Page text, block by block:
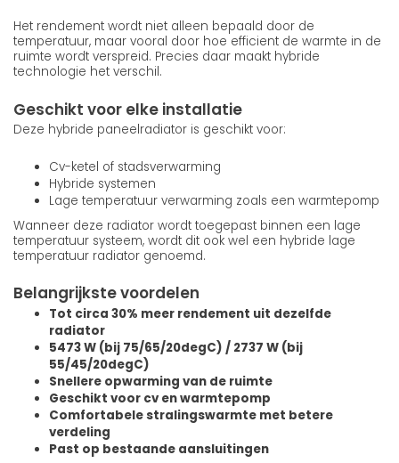
Het rendement wordt niet alleen bepaald door de
temperatuur, maar vooral door hoe efficient de warmte in de
ruimte wordt verspreid. Precies daar maakt hybride
technologie het verschil.
Geschikt voor elke installatie
Deze hybride paneelradiator is geschikt voor:
Cv-ketel of stadsverwarming
Hybride systemen
Lage temperatuur verwarming zoals een warmtepomp
Wanneer deze radiator wordt toegepast binnen een lage
temperatuur systeem, wordt dit ook wel een hybride lage
temperatuur radiator genoemd.
Belangrijkste voordelen
Tot circa 30% meer rendement uit dezelfde
radiator
5473 W (bij 75/65/20degC) / 2737 W (bij
55/45/20degC)
Snellere opwarming van de ruimte
Geschikt voor cv en warmtepomp
Comfortabele stralingswarmte met betere
verdeling
Past op bestaande aansluitingen